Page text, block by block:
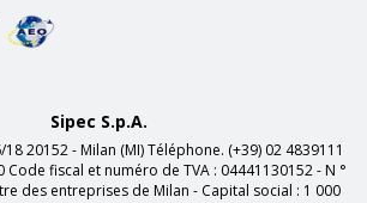
Sipec S.p.A.
20152 - Milan (MI) Téléphone. (+39) 02 4839111
Code fiscal et numéro de TVA : 04441130152 - N °
des entreprises de Milan - Capital social : 1 000